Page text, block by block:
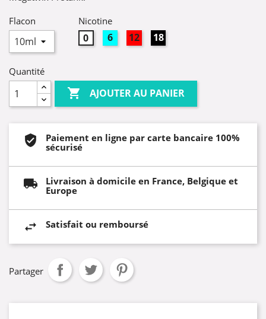
Flacon
Nicotine
0mg 6mg 12mg 18mg
Quantité
 AJOUTER AU PANIER
Paiement en ligne par carte bancaire 100%
sécurisé
Livraison à domicile en France, Belgique et
Europe
Satisfait ou remboursé
Partager